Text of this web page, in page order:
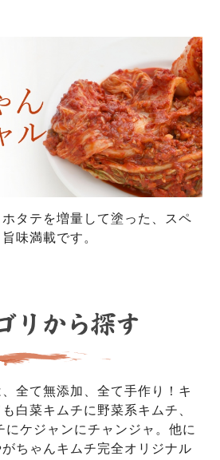
タテを増量して塗った、スペ
味満載です。
全て無添加、全て手作り！キ
白菜キムチに野菜系キムチ、
にケジャンにチャンジャ。他に
ちゃんキムチ完全オリジナル